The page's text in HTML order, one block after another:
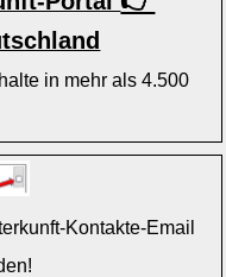
in mehr als 4.500
Kontakte-Email